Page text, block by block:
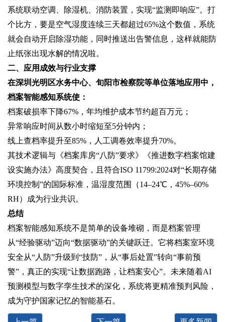
系统联动空调、除湿机、消防装置，实现“监测即响应”。打
个比方，要是空气湿度连续三天都超过65%这个数值，系统
就会自动开启除湿功能，同时推送出告警信息，这样就能防
止纸张出现水解的情况啦。
二、应用成效与行业支撑‌
在深圳光明区水务中心、旬阳市检察院等单位落地应用中，‌
档案智能感知系统‌使：
档案破损率下降67%，年均维护成本节约超百万元；
异常响应时间从数小时缩短至5分钟内；
线上查档率提升至85%，人工调卷效率提升70%。
其技术逻辑与《档案库房“八防”要求》《推进数字档案馆建
设实施办法》高度契合，且符合ISO 11799:2024对“长期存储
环境控制”的国际标准，温湿度范围（14–24℃，45%–60%
RH）成为行业共识。
总结‌
档案智能感知系统‌不是简单的设备堆砌，而是档案管理
从“经验驱动”迈向“数据驱动”的关键跃迁。它将‌档案室环境
安全‌从“人防”升级到“技防”，从“事后处置”转向“事前预
警”，真正的实现“让数据跑路，让档案安心”。未来随着AI
预测模型与数字孪生技术的深化，系统将更精准预判风险，
成为守护国家记忆的智能基石。